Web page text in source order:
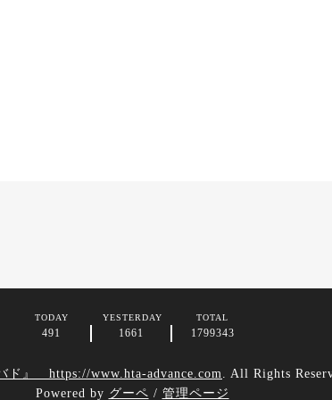
TODAY
491
YESTERDAY
1661
TOTAL
1799343
ド』 https://www.hta-advance.com. All Rights
Powered by グーペ / 管理ページ